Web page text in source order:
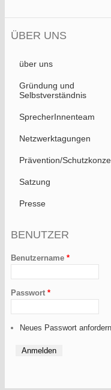
ÜBER UNS
über uns
Gründung und
Selbstverständnis
SprecherInnenteam
Netzwerktagungen
Prävention/
Satzung
Presse
BENUTZER
Benutzername *
Passwort *
Neues Passwort anfordern